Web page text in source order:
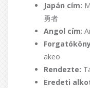
Japán cím:
勇者
Angol cím:
akeo
Rendezte:
Eredeti